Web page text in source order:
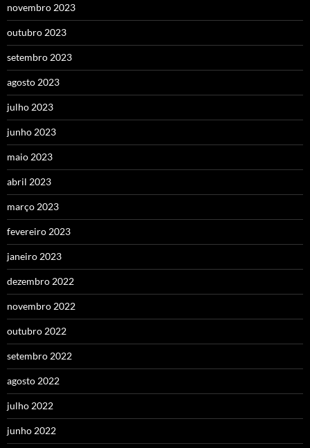
novembro 2023
outubro 2023
setembro 2023
agosto 2023
julho 2023
junho 2023
maio 2023
abril 2023
março 2023
fevereiro 2023
janeiro 2023
dezembro 2022
novembro 2022
outubro 2022
setembro 2022
agosto 2022
julho 2022
junho 2022